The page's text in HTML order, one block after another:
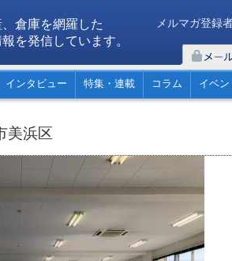
倉庫を網羅した
を発信しています。
メルマガ登録
インタビュー 特集・連載 コラム イベ
美浜区